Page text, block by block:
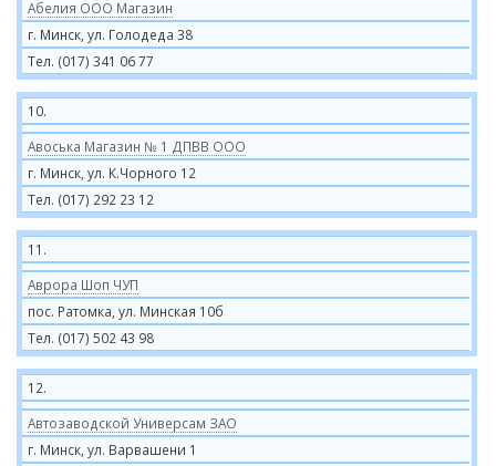
Абелия ООО Магазин
г. Минск, ул. Голодеда 38
Тел. (017) 341 06 77
10.
Авоська Магазин № 1 ДПВВ ООО
г. Минск, ул. К.Чорного 12
Тел. (017) 292 23 12
11.
Аврора Шоп ЧУП
пос. Ратомка, ул. Минская 10б
Тел. (017) 502 43 98
12.
Автозаводской Универсам ЗАО
г. Минск, ул. Варвашени 1